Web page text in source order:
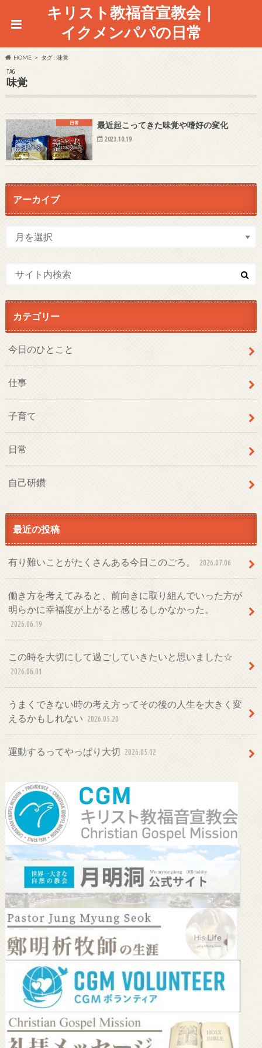
キリスト教福音宣教会｜
イクメンパパの日常
HOME タグ : 味覚
TAG
味覚
日常 最近起こってきた味覚や嗜好の変化
2023.10.19
アーカイブ
カテゴリー
今日のひとこと
仕事
子育て
日常
自己研鑽
最近の投稿
有り難いことがたくさんある今日このごろ。 2026.07.06
働き方を考えてみると、前向きに取り組んでいった方が
明らかに幸福度が上がると感じるしかなかった。
2026.06.19
この時を大切にして過ごしていきたいと思いました☆
2026.06.01
うまくできない時の考え方ってその後の人生を大きく変
えるかもしれない 2026.05.20
運動するってやっぱり大切 2026.05.02